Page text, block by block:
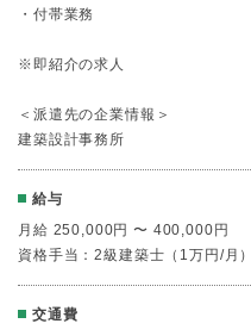
・付帯業務
※即紹介の求人
＜派遣先の企業情報＞
建築設計事務所
給与
月給 250,000円 〜 400,000円
資格手当：2級建築士（1万円/月
交通費